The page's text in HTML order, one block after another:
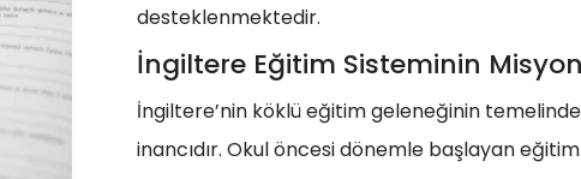
desteklenmektedir.
İngiltere Eğitim Sisteminin
İngiltere’nin köklü eğitim geleneğinin
inancıdır. Okul öncesi dönemle başlayan